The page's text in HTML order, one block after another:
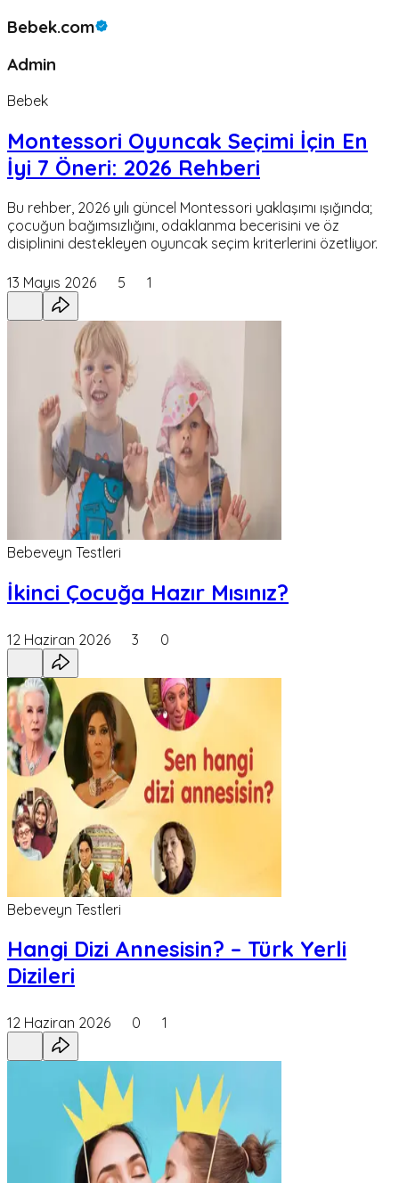
Bebek.com
Admin
Bebek
Montessori Oyuncak Seçimi İçin En
İyi 7 Öneri: 2026 Rehberi
Bu rehber, 2026 yılı güncel Montessori yaklaşımı ışığında;
çocuğun bağımsızlığını, odaklanma becerisini ve öz
disiplinini destekleyen oyuncak seçim kriterlerini özetliyor.
13 Mayıs 2026 5 1
Bebeveyn Testleri
İkinci Çocuğa Hazır Mısınız?
12 Haziran 2026 3 0
Bebeveyn Testleri
Hangi Dizi Annesisin? – Türk Yerli
Dizileri
12 Haziran 2026 0 1